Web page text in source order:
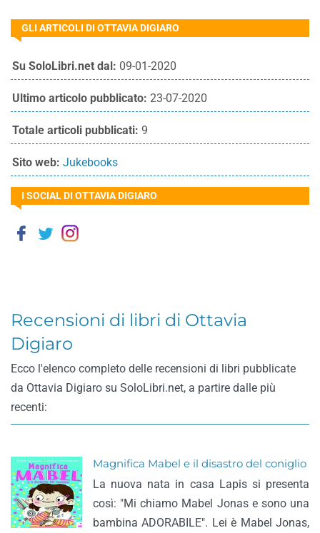
GLI ARTICOLI DI OTTAVIA DIGIARO
Su SoloLibri.net dal: 09-01-2020
Ultimo articolo pubblicato: 23-07-2020
Totale articoli pubblicati: 9
Sito web: Jukebooks
I SOCIAL DI OTTAVIA DIGIARO
Recensioni di libri di Ottavia
Digiaro
Ecco l'elenco completo delle recensioni di libri pubblicate
da Ottavia Digiaro su SoloLibri.net, a partire dalle più
recenti:
Magnifica Mabel e il disastro del coniglio
La nuova nata in casa Lapis si presenta
così: "Mi chiamo Mabel Jonas e sono una
bambina ADORABILE". Lei è Mabel Jonas,